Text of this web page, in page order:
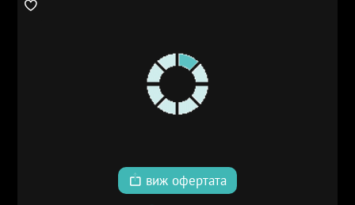
виж офертата